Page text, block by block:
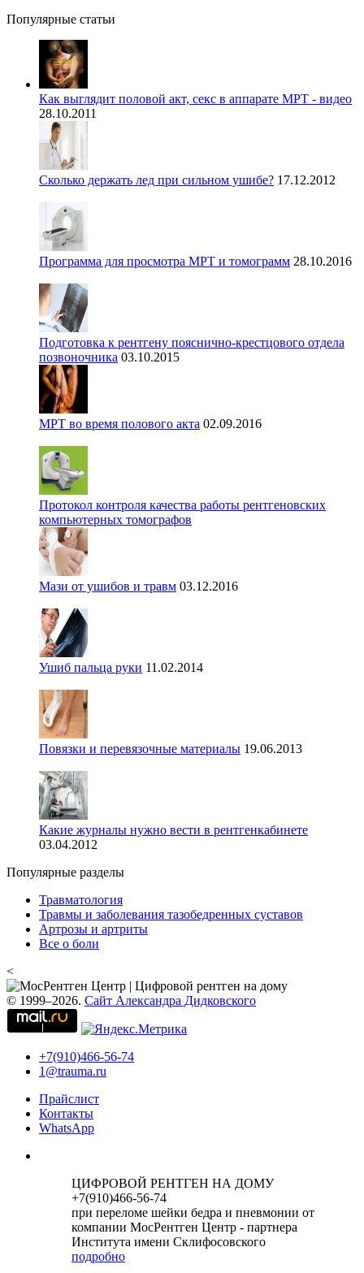
Популярные статьи
Как выглядит половой акт, секс в аппарате МРТ - видео
28.10.2011
Сколько держать лед при сильном ушибе? 17.12.2012
Программа для просмотра МРТ и томограмм 28.10.2016
Подготовка к рентгену пояснично-крестцового отдела
позвоночника 03.10.2015
МРТ во время полового акта 02.09.2016
Протокол контроля качества работы рентгеновских
компьютерных томографов
Мази от ушибов и травм 03.12.2016
Ушиб пальца руки 11.02.2014
Повязки и перевязочные материалы 19.06.2013
Какие журналы нужно вести в рентгенкабинете
03.04.2012
Популярные разделы
Травматология
Травмы и заболевания тазобедренных суставов
Артрозы и артриты
Все о боли
<
© 1999–2026. Сайт Александра Дидковского
+7(910)466-56-74
1@trauma.ru
Прайслист
Контакты
WhatsApp
ЦИФРОВОЙ РЕНТГЕН НА ДОМУ
+7(910)466-56-74
при переломе шейки бедра и пневмонии от
компании МосРентген Центр - партнера
Института имени Склифосовского
подробно